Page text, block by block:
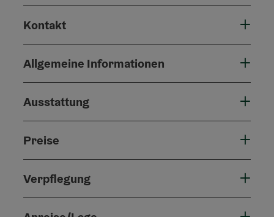
Kontakt
Allgemeine Informationen
Ausstattung
Preise
Verpflegung